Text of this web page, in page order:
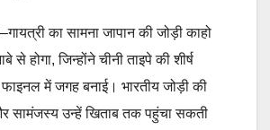
का सामना जापान की जोड़ी काहो
से होगा, जिन्होंने चीनी ताइपे की शीर्ष
में जगह बनाई। भारतीय जोड़ी की
उन्हें खिताब तक पहुंचा सकती